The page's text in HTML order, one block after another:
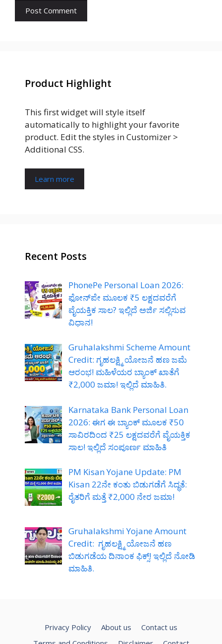
Product Highlight
This first widget will style itself
automatically to highlight your favorite
product. Edit the styles in Customizer >
Additional CSS.
Learn more
Recent Posts
PhonePe Personal Loan 2026:
ಫೋನ್‌ಪೇ ಮೂಲಕ ₹5 ಲಕ್ಷದವರೆಗೆ
ವೈಯಕ್ತಿಕ ಸಾಲ? ಇಲ್ಲಿದೆ ಅರ್ಜಿ ಸಲ್ಲಿಸುವ
ವಿಧಾನ!
Gruhalakshmi Scheme Amount
Credit: ಗೃಹಲಕ್ಷ್ಮಿ ಯೋಜನೆ ಹಣ ಜಮೆ
ಆರಂಭ! ಮಹಿಳೆಯರ ಬ್ಯಾಂಕ್ ಖಾತೆಗೆ
₹2,000 ಜಮಾ! ಇಲ್ಲಿದೆ ಮಾಹಿತಿ.
Karnataka Bank Personal Loan
2026: ಈಗ ಈ ಬ್ಯಾಂಕ್ ಮೂಲಕ ₹50
ಸಾವಿರದಿಂದ ₹25 ಲಕ್ಷದವರೆಗೆ ವೈಯಕ್ತಿಕ
ಸಾಲ! ಇಲ್ಲಿದೆ ಸಂಪೂರ್ಣ ಮಾಹಿತಿ
PM Kisan Yojane Update: PM
Kisan 22ನೇ ಕಂತು ಬಿಡುಗಡೆಗೆ ಸಿದ್ಧತೆ:
ರೈತರಿಗೆ ಮತ್ತೆ ₹2,000 ನೇರ ಜಮಾ!
Gruhalakshmi Yojane Amount
Credit: ಗೃಹಲಕ್ಷ್ಮಿ ಯೋಜನೆ ಹಣ
ಬಿಡುಗಡೆಯ ದಿನಾಂಕ ಫಿಕ್ಸ್! ಇಲ್ಲಿದೆ ನೋಡಿ
ಮಾಹಿತಿ.
Privacy Policy About us
Contact us